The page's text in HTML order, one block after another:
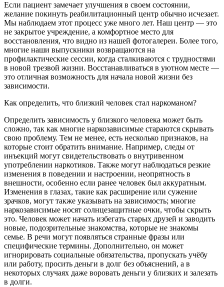
Если пациент замечает улучшения в своем состоянии,
желание покинуть реабилитационный центр обычно исчезает.
Мы наблюдаем этот процесс уже много лет. Наш центр — это
не закрытое учреждение, а комфортное место для
восстановления, что видно из нашей фотогалереи. Более того,
многие наши выпускники возвращаются на
профилактические сессии, когда сталкиваются с трудностями
в новой трезвой жизни. Восстанавливаться в уютном месте —
это отличная возможность для начала новой жизни без
зависимости.
Как определить, что близкий человек стал наркоманом?
Определить зависимость у близкого человека может быть
сложно, так как многие наркозависимые стараются скрывать
свою проблему. Тем не менее, есть несколько признаков, на
которые стоит обратить внимание. Например, следы от
инъекций могут свидетельствовать о внутривенном
употреблении наркотиков. Также могут наблюдаться резкие
изменения в поведении и настроении, неопрятность в
внешности, особенно если ранее человек был аккуратным.
Изменения в глазах, такие как расширение или сужение
зрачков, могут также указывать на зависимость; многие
наркозависимые носят солнцезащитные очки, чтобы скрыть
это. Человек может начать избегать старых друзей и заводить
новые, подозрительные знакомства, которые не знакомы
семье. В речи могут появляться странные фразы или
специфические термины. Дополнительно, он может
игнорировать социальные обязательства, пропускать учёбу
или работу, просить деньги в долг без объяснений, а в
некоторых случаях даже воровать деньги у близких и залезать
в долги.